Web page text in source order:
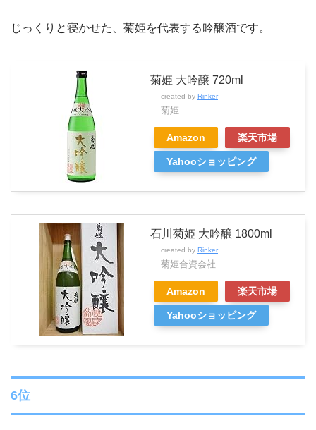
じっくりと寝かせた、菊姫を代表する吟醸酒です。
菊姫 大吟醸 720ml
created by Rinker
菊姫
Amazon 楽天市場
Yahooショッピング
石川菊姫 大吟醸 1800ml
created by Rinker
菊姫合資会社
Amazon 楽天市場
Yahooショッピング
6位